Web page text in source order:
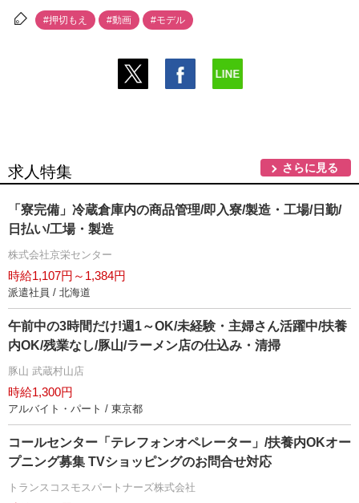
#押切もえ #動画 #モデル
求人特集 さらに見る
「寮完備」冷蔵倉庫内の商品管理/即入寮/製造・工場/日勤/
日払い/工場・製造
株式会社京栄センター
時給1,107円～1,384円
派遣社員 / 北海道
午前中の3時間だけ!週1～OK/未経験・主婦さん活躍中/扶養
内OK/残業なし/豚山/ラーメン店の仕込み・清掃
豚山 武蔵村山店
時給1,300円
アルバイト・パート / 東京都
コールセンター「テレフォンオペレーター」/扶養内OKオー
プニング募集 TVショッピングのお問合せ対応
トランスコスモスパートナーズ株式会社